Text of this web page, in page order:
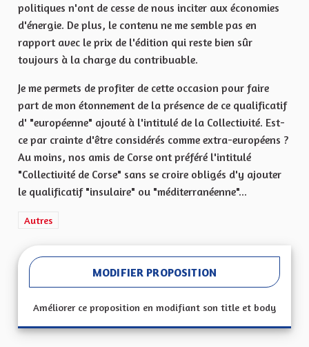
politiques n'ont de cesse de nous inciter aux économies
d'énergie. De plus, le contenu ne me semble pas en
rapport avec le prix de l'édition qui reste bien sûr
toujours à la charge du contribuable.
Je me permets de profiter de cette occasion pour faire
part de mon étonnement de la présence de ce qualificatif
d' "européenne" ajouté à l'intitulé de la Collectivité. Est-
ce par crainte d'être considérés comme extra-européens ?
Au moins, nos amis de Corse ont préféré l'intitulé
"Collectivité de Corse" sans se croire obligés d'y ajouter
le qualificatif "insulaire" ou "méditerranéenne"...
Filtrer les résultats de la catégorie : Autres
Autres
MODIFIER PROPOSITION
Améliorer ce proposition en modifiant son title et body